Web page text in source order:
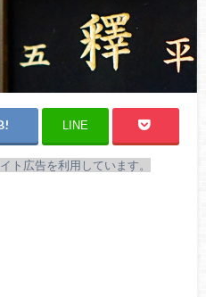
LINE
ト広告を利用しています。